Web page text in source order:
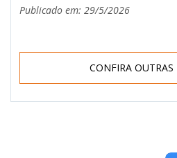
Publicado em: 29/5/2026
CONFIRA OUTRAS